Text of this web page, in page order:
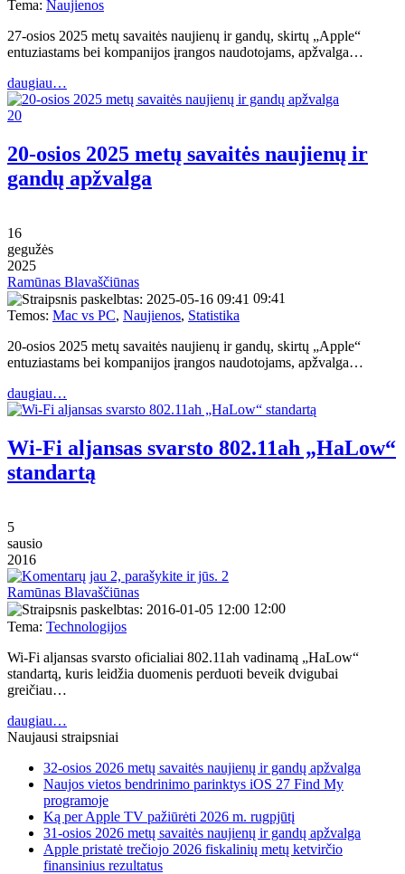
Tema: Naujienos
27-osios 2025 metų savaitės naujienų ir gandų, skirtų „Apple“
entuziastams bei kompanijos įrangos naudotojams, apžvalga…
daugiau…
20
20-osios 2025 metų savaitės naujienų ir
gandų apžvalga
16
gegužės
2025
Ramūnas Blavaščiūnas
09:41
Temos: Mac vs PC, Naujienos, Statistika
20-osios 2025 metų savaitės naujienų ir gandų, skirtų „Apple“
entuziastams bei kompanijos įrangos naudotojams, apžvalga…
daugiau…
Wi-Fi aljansas svarsto 802.11ah „HaLow“
standartą
5
sausio
2016
2
Ramūnas Blavaščiūnas
12:00
Tema: Technologijos
Wi-Fi aljansas svarsto oficialiai 802.11ah vadinamą „HaLow“
standartą, kuris leidžia duomenis perduoti beveik dvigubai
greičiau…
daugiau…
Naujausi straipsniai
32-osios 2026 metų savaitės naujienų ir gandų apžvalga
Naujos vietos bendrinimo parinktys iOS 27 Find My
programoje
Ką per Apple TV pažiūrėti 2026 m. rugpjūtį
31-osios 2026 metų savaitės naujienų ir gandų apžvalga
Apple pristatė trečiojo 2026 fiskalinių metų ketvirčio
finansinius rezultatus